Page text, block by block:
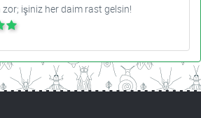
işiniz her daim rast gelsin!